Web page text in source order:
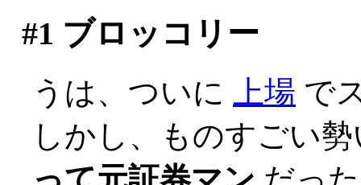
#1 ブロッコリー
うは、ついに 上場 で
しかし、ものすごい